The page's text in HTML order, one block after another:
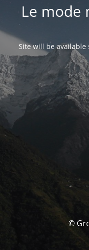
Le mode
Site will be available
©